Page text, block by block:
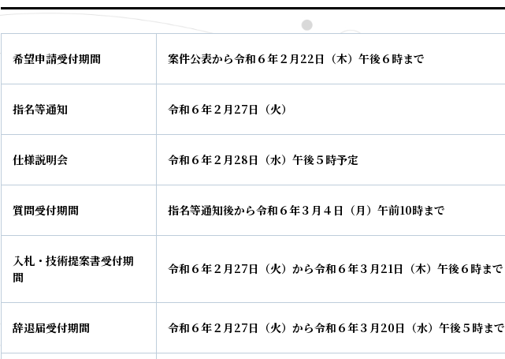
希望申請受付期間 案件公表から令和６年２月22日（木）午後６時まで
指名等通知 令和６年２月27日（火）
仕様説明会 令和６年２月28日（水）午後５時予定
質問受付期間 指名等通知後から令和６年３月４日（月）午前10時まで
入札・技術提案書受付期
間
令和６年２月27日（火）から令和６年３月21 日（木）午後６時まで
辞退届受付期間 令和６年２月27日（火）から令和６年３月20日（水）午後５時まで